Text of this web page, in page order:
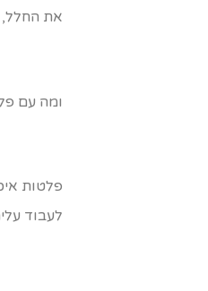
את החלל,
ומה עם
פלטות
לעבוד